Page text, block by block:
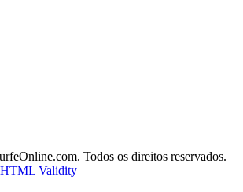
Todos os direitos reservados.